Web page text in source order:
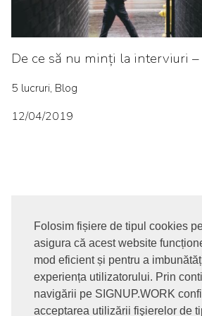
Folosim fișiere de tipul cookies
asigura că acest website
mod eficient și pentru a
experiența utilizatorului. Prin
navigării pe SIGNUP.WORK
acceptarea utilizării fişierelor de
De ce să nu minți la interviuri
5 lucruri, Blog
12/04/2019
© 2017-2026. Toate drepturile
SIGNUPDOTWORK SRLTermeni si
confidentialitate | Politica de livrare si
Politica GDPR